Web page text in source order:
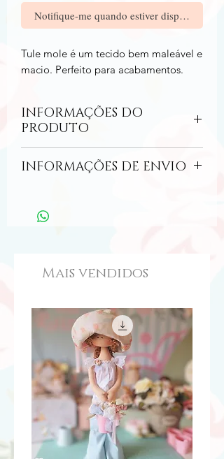
Notifique-me quando estiver disponível
Tule mole é um tecido bem maleável e
macio. Perfeito para acabamentos.
INFORMAÇÕES DO
PRODUTO
INFORMAÇÕES DE ENVIO
de até 6 dias úteis (some a isso o prazo
de entrega dos correios).
Mais vendidos